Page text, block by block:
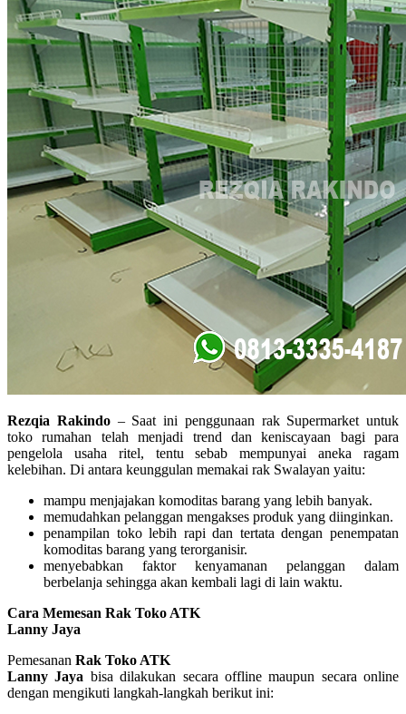
Rezqia Rakindo– Saat ini penggunaan rak Supermarket untuk
toko rumahan telah menjadi trend dan keniscayaan bagi para
pengelola usaha ritel, tentu sebab mempunyai aneka ragam
kelebihan. Di antara keunggulan memakai rak Swalayan yaitu:
mampu menjajakan komoditas barang yang lebih banyak.
memudahkan pelanggan mengakses produk yang diinginkan.
penampilan toko lebih rapi dan tertata dengan penempatan
komoditas barang yang terorganisir.
menyebabkan faktor kenyamanan pelanggan dalam
berbelanja sehingga akan kembali lagi di lain waktu.
Cara Memesan Rak Toko ATK
Lanny Jaya
Pemesanan Rak Toko ATK
Lanny Jaya bisa dilakukan secara offline maupun secara online
dengan mengikuti langkah-langkah berikut ini: